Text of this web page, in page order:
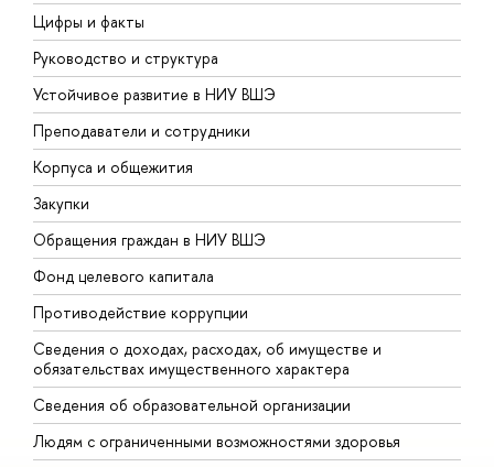
Цифры и факты
Руководство и структура
Устойчивое развитие в НИУ ВШЭ
Преподаватели и сотрудники
Корпуса и общежития
Закупки
Обращения граждан в НИУ ВШЭ
Фонд целевого капитала
Противодействие коррупции
Сведения о доходах, расходах, об имуществе и
обязательствах имущественного характера
Сведения об образовательной организации
Людям с ограниченными возможностями здоровья